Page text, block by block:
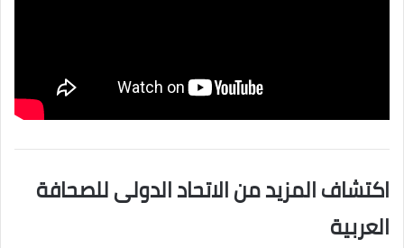
اكتشاف المزيد من الاتحاد الدولى للصحافة
العربية